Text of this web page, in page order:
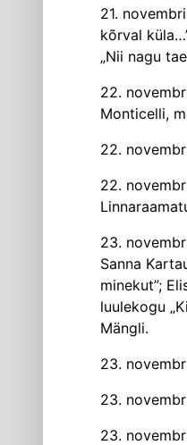
21.
kõrval
„Nii nagu
22.
Monticelli,
22.
22.
23.
Sanna
minekut”;
luulekogu
Mängli.
23.
23.
23.